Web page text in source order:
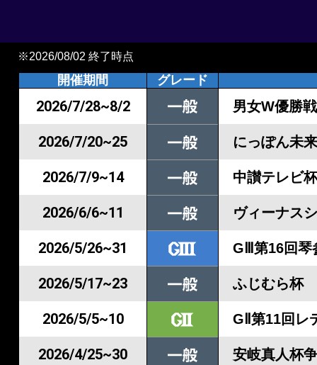
※2026/08/02 終了時点
開催期間 グレード
2026/7/28~8/2 男女W優勝
2026/7/20~25 にっぽん未
2026/7/9~14 中讃テレビ杯
2026/6/6~11 ヴィーナス
2026/5/26~31 GⅢ第16回琴
2026/5/17~23 ふじむら杯
2026/5/5~10 GⅡ第11回レ
2026/4/25~30 安岐真人杯